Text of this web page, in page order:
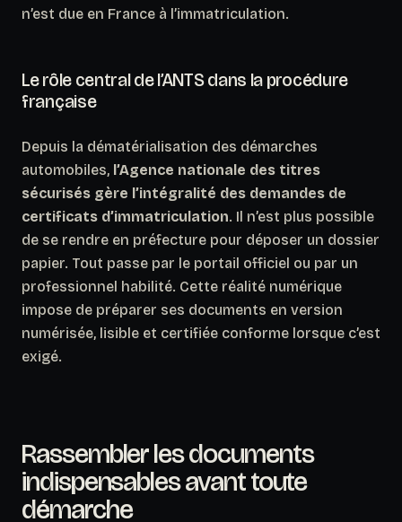
n’est due en France à l’immatriculation.
Le rôle central de l’ANTS dans la procédure
française
Depuis la dématérialisation des démarches
automobiles, l’Agence nationale des titres
sécurisés gère l’intégralité des demandes de
certificats d’immatriculation. Il n’est plus possible
de se rendre en préfecture pour déposer un dossier
papier. Tout passe par le portail officiel ou par un
professionnel habilité. Cette réalité numérique
impose de préparer ses documents en version
numérisée, lisible et certifiée conforme lorsque c’est
exigé.
Rassembler les documents
indispensables avant toute
démarche